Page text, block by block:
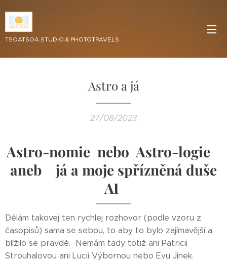
TSOATSOA STUDIO & PHOTOTRAVELS
Astro a já
27/08/2023
Astro-nomie nebo Astro-logie
aneb já a moje spřízněná duše
AI
Dělám takovej ten rychlej rozhovor (podle vzoru z
časopisů) sama se sebou, to aby to bylo zajímavější a
blížilo se pravdě. Nemám tady totiž ani Patricii
Strouhalovou ani Lucii Výbornou nebo Evu Jinek.